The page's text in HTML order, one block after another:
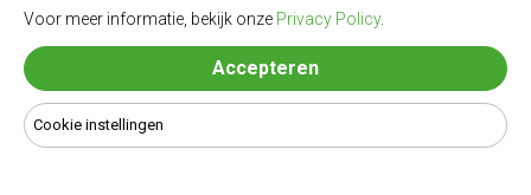
Gewicht
Bagageruimte
Voor meer informatie, bekijk onze Privacy Policy.
Accepteren
Cookie instellingen